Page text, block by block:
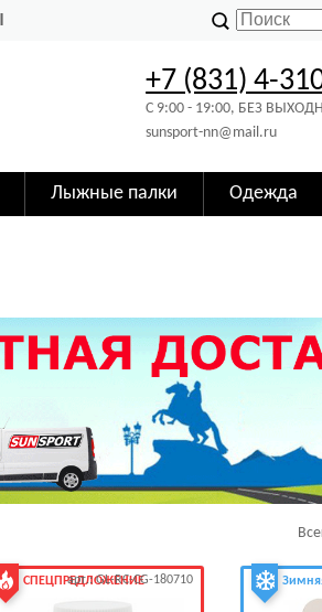
+7 (831) 4-
C 9:00 - 19:00, БЕЗ
sunsport-nn@mail.ru
Лыжные палки Одежда
СПЕЦПРЕДЛОЖЕНИЕ
арт.: GL-RC-CG-180710